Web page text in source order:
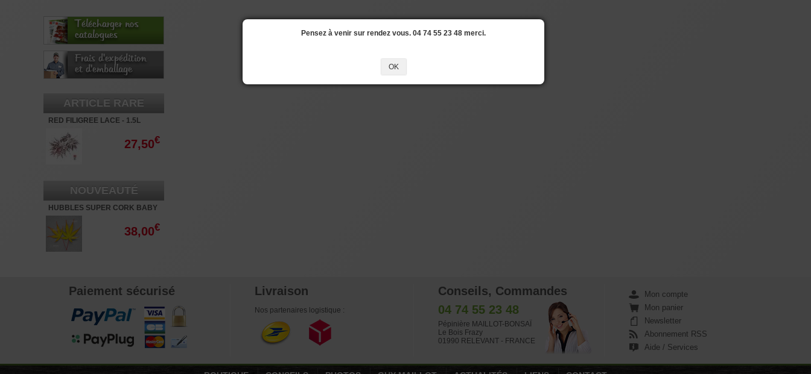
Télécharger nos
catalogues
Frais d'expédition
et d'emballage
ARTICLE RARE
RED FILIGREE LACE - 1.5L
27,50€
NOUVEAUTÉ
HUBBLES SUPER CORK BABY
- 3L
38,00€
Paiement sécurisé Livraison
Nos partenaires logistique :
Conseils, Commandes
04 74 55 23 48
Pépinière MAILLOT-BONSAÏ
Le Bois Frazy
01990 RELEVANT - FRANCE
Mon compte
Mon panier
Newsletter
Abonnement RSS
Aide / Services
Pensez à venir sur rendez vous. 04 74 55 23 48 merci.
OK